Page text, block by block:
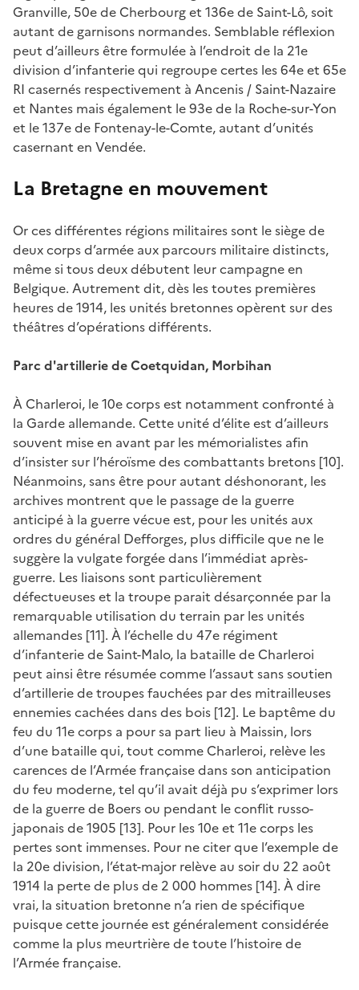
Granville, 50e de Cherbourg et 136e de Saint-Lô, soit
autant de garnisons normandes. Semblable réflexion
peut d’ailleurs être formulée à l’endroit de la 21e
division d’infanterie qui regroupe certes les 64e et 65e
RI casernés respectivement à Ancenis / Saint-Nazaire
et Nantes mais également le 93e de la Roche-sur-Yon
et le 137e de Fontenay-le-Comte, autant d’unités
casernant en Vendée.
La Bretagne en mouvement
Or ces différentes régions militaires sont le siège de
deux corps d’armée aux parcours militaire distincts,
même si tous deux débutent leur campagne en
Belgique. Autrement dit, dès les toutes premières
heures de 1914, les unités bretonnes opèrent sur des
théâtres d’opérations différents.
Parc d'artillerie de Coetquidan, Morbihan
À Charleroi, le 10e corps est notamment confronté à
la Garde allemande. Cette unité d’élite est d’ailleurs
souvent mise en avant par les mémorialistes afin
d’insister sur l’héroïsme des combattants bretons [10].
Néanmoins, sans être pour autant déshonorant, les
archives montrent que le passage de la guerre
anticipé à la guerre vécue est, pour les unités aux
ordres du général Defforges, plus difficile que ne le
suggère la vulgate forgée dans l’immédiat après-
guerre. Les liaisons sont particulièrement
défectueuses et la troupe parait désarçonnée par la
remarquable utilisation du terrain par les unités
allemandes [11]. À l’échelle du 47e régiment
d’infanterie de Saint-Malo, la bataille de Charleroi
peut ainsi être résumée comme l’assaut sans soutien
d’artillerie de troupes fauchées par des mitrailleuses
ennemies cachées dans des bois [12]. Le baptême du
feu du 11e corps a pour sa part lieu à Maissin, lors
d’une bataille qui, tout comme Charleroi, relève les
carences de l’Armée française dans son anticipation
du feu moderne, tel qu’il avait déjà pu s’exprimer lors
de la guerre de Boers ou pendant le conflit russo-
japonais de 1905 [13]. Pour les 10e et 11e corps les
pertes sont immenses. Pour ne citer que l’exemple de
la 20e division, l’état-major relève au soir du 22 août
1914 la perte de plus de 2 000 hommes [14]. À dire
vrai, la situation bretonne n’a rien de spécifique
puisque cette journée est généralement considérée
comme la plus meurtrière de toute l’histoire de
l’Armée française.